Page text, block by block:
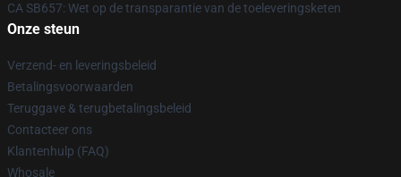
CA SB657: Wet op de transparantie van de toeleveringsketen
Onze steun
Verzend- en leveringsbeleid
Betalingsvoorwaarden
Teruggave & terugbetalingsbeleid
Contacteer ons
Klantenhulp (FAQ)
Whosale